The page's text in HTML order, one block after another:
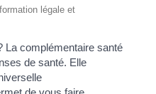
légale et
La complémentaire santé
de santé. Elle